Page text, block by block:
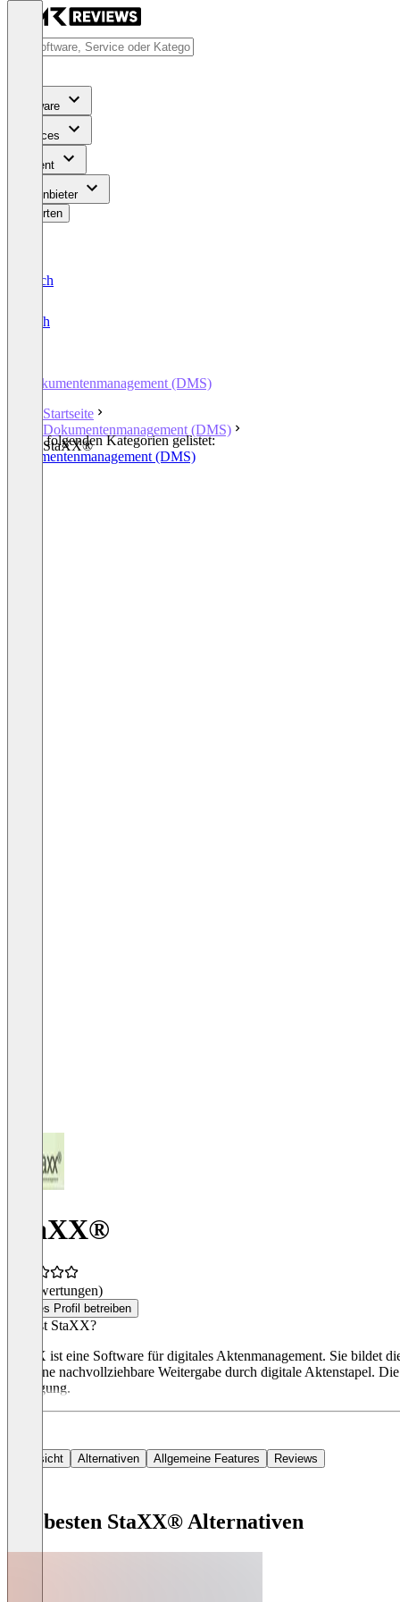
Software
Services
Content
Für Anbieter
Bewerten
Deutsch
English
Dokumentenmanagement (DMS)
Startseite
Dokumentenmanagement (DMS)
StaXX®
In den folgenden Kategorien gelistet:
Dokumentenmanagement (DMS)
StaXX®
(0 Bewertungen)
Dieses Profil betreiben
Was ist StaXX?
StaXX ist eine Software für digitales Aktenmanagement. Sie bildet
und eine nachvollziehbare Weitergabe durch digitale Aktenstapel.
Verfügung.
Übersicht Alternativen Allgemeine Features Reviews
Die besten StaXX® Alternativen